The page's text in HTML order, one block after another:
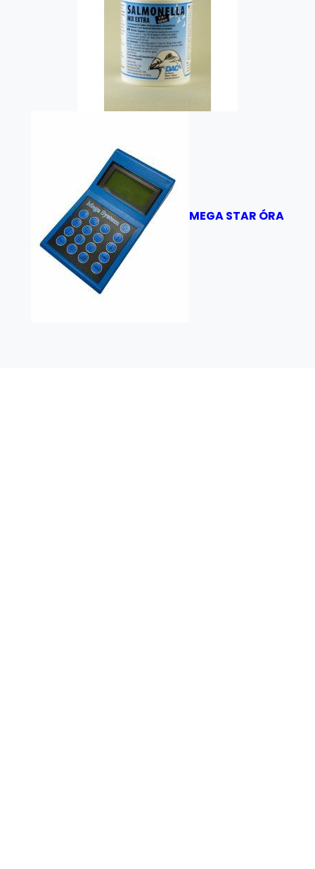
MEGA STAR ÓRA